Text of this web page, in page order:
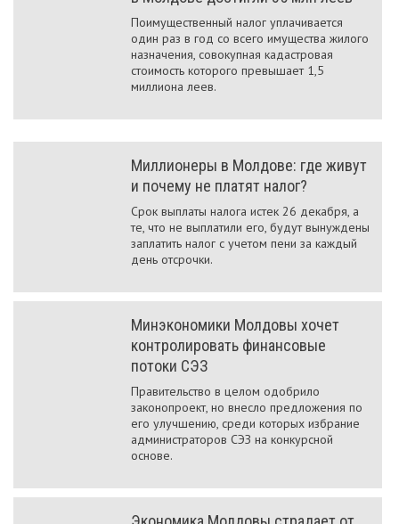
Поимущественный налог уплачивается
один раз в год со всего имущества жилого
назначения, совокупная кадастровая
стоимость которого превышает 1,5
миллиона леев.
Миллионеры в Молдове: где живут
и почему не платят налог?
Срок выплаты налога истек 26 декабря, а
те, что не выплатили его, будут вынуждены
заплатить налог с учетом пени за каждый
день отсрочки.
Минэкономики Молдовы хочет
контролировать финансовые
потоки СЭЗ
Правительство в целом одобрило
законопроект, но внесло предложения по
его улучшению, среди которых избрание
администраторов СЭЗ на конкурсной
основе.